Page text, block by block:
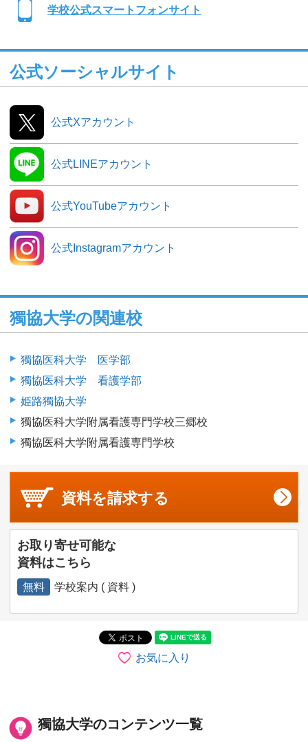
学校公式スマートフォンサイト
公式ソーシャルサイト
公式Xアカウント
公式LINEアカウント
公式YouTubeアカウント
公式Instagramアカウント
獨協大学の関連校
獨協医科大学 医学部
獨協医科大学 看護学部
姫路獨協大学
獨協医科大学附属看護専門学校三郷校
獨協医科大学附属看護専門学校
資料を請求する
お取り寄せ可能な
資料はこちら
無料 学校案内 ( 資料 )
お気に入り
獨協大学のコンテンツ一覧